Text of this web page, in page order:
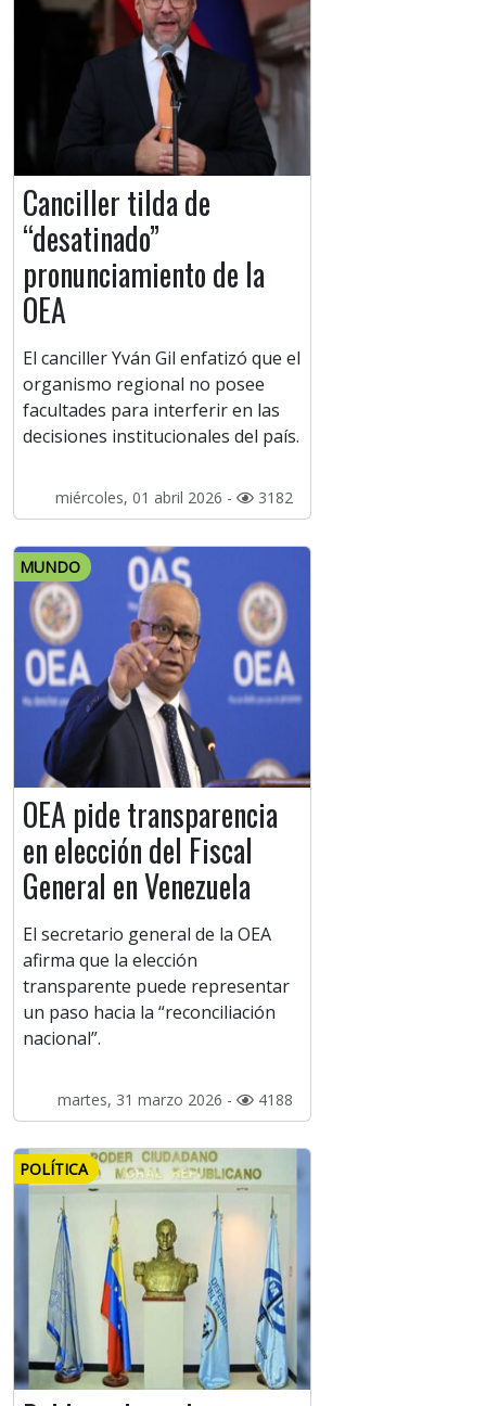
Canciller tilda de
“desatinado”
pronunciamiento de la
OEA
El canciller Yván Gil enfatizó que el
organismo regional no posee
facultades para interferir en las
decisiones institucionales del país.
miércoles, 01 abril 2026 - 3182
MUNDO
OEA pide transparencia
en elección del Fiscal
General en Venezuela
El secretario general de la OEA
afirma que la elección
transparente puede representar
un paso hacia la “reconciliación
nacional”.
martes, 31 marzo 2026 - 4188
POLÍTICA